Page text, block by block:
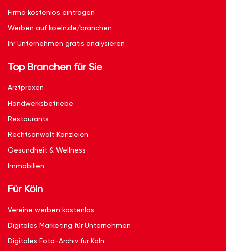
Firma kostenlos eintragen
Werben auf koeln.de/branchen
Ihr Unternehmen gratis analysieren
Top Branchen für Sie
Arztpraxen
Handwerksbetriebe
Restaurants
Rechtsanwalt Kanzleien
Gesundheit & Wellness
Immobilien
Für Köln
Vereine werben kostenlos
Digitales Marketing für Unternehmen
Digitales Foto-Archiv für Köln